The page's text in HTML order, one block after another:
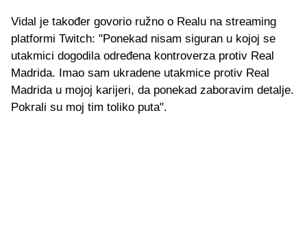
Vidal je također govorio ružno o Realu na streaming
platformi Twitch: "Ponekad nisam siguran u kojoj se
utakmici dogodila određena kontroverza protiv Real
Madrida. Imao sam ukradene utakmice protiv Real
Madrida u mojoj karijeri, da ponekad zaboravim detalje.
Pokrali su moj tim toliko puta".